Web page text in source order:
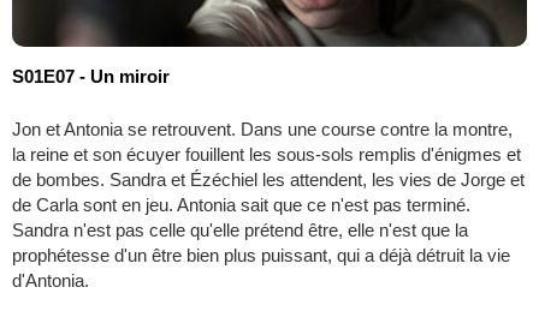
S01E07 - Un miroir
Jon et Antonia se retrouvent. Dans une course contre la montre,
la reine et son écuyer fouillent les sous-sols remplis d'énigmes et
de bombes. Sandra et Ézéchiel les attendent, les vies de Jorge et
de Carla sont en jeu. Antonia sait que ce n'est pas terminé.
Sandra n'est pas celle qu'elle prétend être, elle n'est que la
prophétesse d'un être bien plus puissant, qui a déjà détruit la vie
d'Antonia.